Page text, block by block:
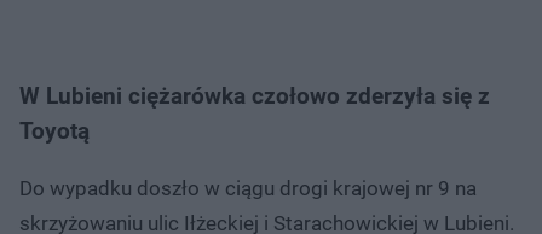
W Lubieni ciężarówka czołowo zderzyła się z
Toyotą
Do wypadku doszło w ciągu drogi krajowej nr 9 na
skrzyżowaniu ulic Iłżeckiej i Starachowickiej w Lubieni.